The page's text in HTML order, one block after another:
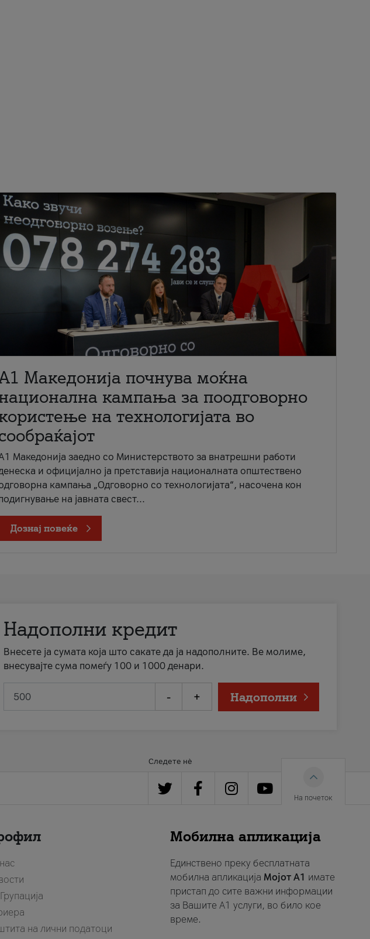
Македонија почнува моќна
кампања за поодговорно
на технологијата во
Македонија заедно со Министерството за внатрешни работи
и официјално ја претставија националната општествено
кампања „Одговорно со технологијата“, насочена кон
на јавната свест...
Дознај повеќе
Надополни кредит
Внесете ја сумата која што сакате да ја надополните. Ве молиме,
внесувајте сума помеѓу 100 и 1000 денари.
- + Надополни
Следете нè
На почеток
на лични податоци
Мобилна апликација
Единствено преку бесплатната
мобилна апликација Мојот A1 имате
пристап до сите важни информации
за Вашите A1 услуги, во било кое
време.